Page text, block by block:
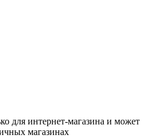
для интернет-магазина и может
магазинах